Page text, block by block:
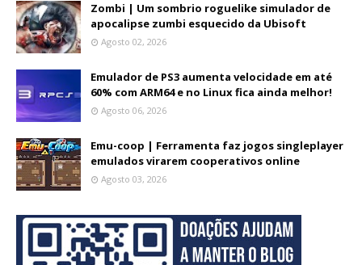
Zombi | Um sombrio roguelike simulador de
apocalipse zumbi esquecido da Ubisoft
Agosto 02, 2026
Emulador de PS3 aumenta velocidade em até
60% com ARM64 e no Linux fica ainda melhor!
Agosto 06, 2026
Emu-coop | Ferramenta faz jogos singleplayer
emulados virarem cooperativos online
Agosto 03, 2026